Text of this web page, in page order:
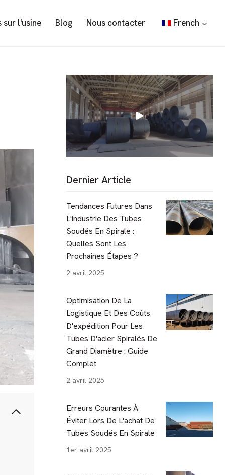
l'usine Blog Nous contacter French
Dernier Article
Tendances Futures Dans
L'industrie Des Tubes
Soudés En Spirale :
Quelles Sont Les
Prochaines Étapes ?
2 avril 2025
Optimisation De La
Logistique Et Des Coûts
D'expédition Pour Les
Tubes D'acier Spiralés De
Grand Diamètre : Guide
Complet
2 avril 2025
Erreurs Courantes À
Éviter Lors De L'achat De
Tubes Soudés En Spirale
1er avril 2025